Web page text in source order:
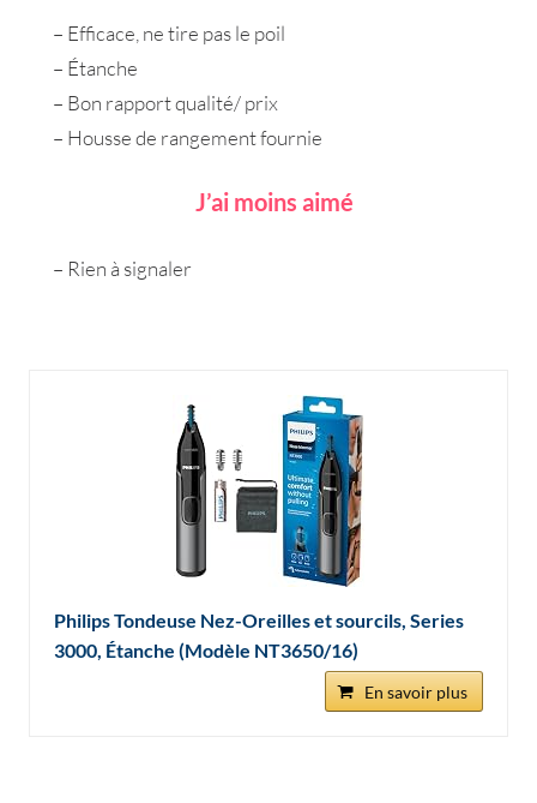
– Efficace, ne tire pas le poil
– Étanche
– Bon rapport qualité/ prix
– Housse de rangement fournie
J’ai moins aimé
– Rien à signaler
Philips Tondeuse Nez-Oreilles et sourcils, Series
3000, Étanche (Modèle NT3650/16)
En savoir plus